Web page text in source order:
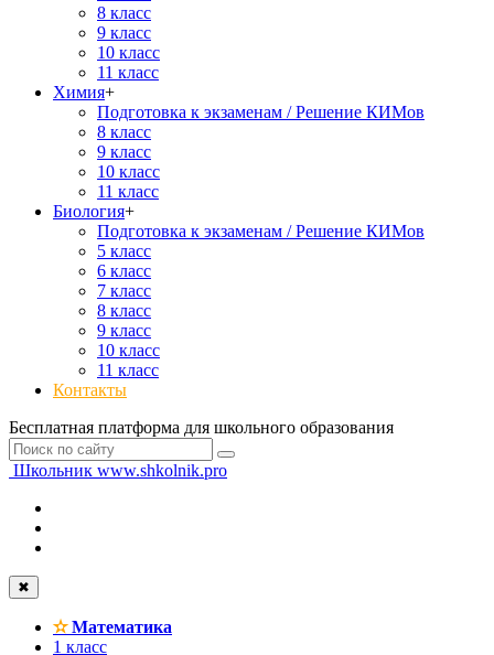
8 класс
9 класс
10 класс
11 класс
Химия+
Подготовка к экзаменам / Решение КИМов
8 класс
9 класс
10 класс
11 класс
Биология+
Подготовка к экзаменам / Решение КИМов
5 класс
6 класс
7 класс
8 класс
9 класс
10 класс
11 класс
Контакты
Бесплатная платформа для школьного образования
Школьник www.shkolnik.pro
✖
✫Математика
1 класс